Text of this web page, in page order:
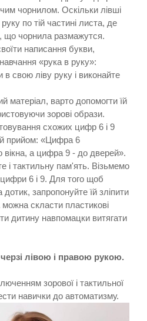
чорнилом. Оскільки лівші
по тій частині листа, де
що чорнила размажутся.
написання букви,
«рука в руку»:
в свою ліву руку і виконайте
матеріал, варто допомогти їй
зорові образи.
схожих цифр 6 і 9
прийом: «Цифра 6
а цифра 9 - до дверей».
і тактильну пам'ять. Візьмемо
6 і 9. Для того щоб
запропонуйте їй зліпити
скласти пластикові
дитину навпомацки витягати
лівою і правою рукою.
зорової і тактильної
навички до автоматизму.